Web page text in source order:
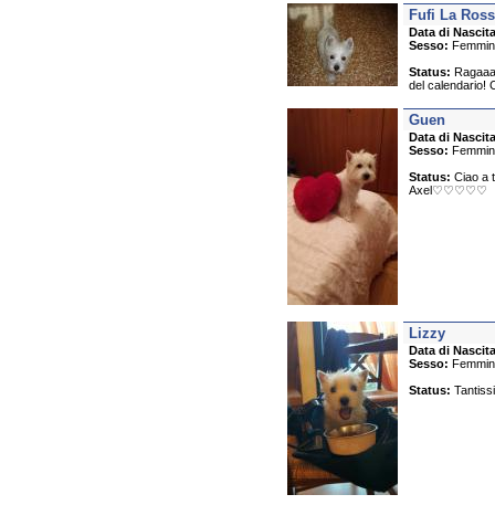
Fufi La
Data di
Sesso:
Status:
del calendario!
Guen
Data di
Sesso:
Status: Ciao a
Axel♡♡♡♡♡
Lizzy
Data di
Sesso:
Status: